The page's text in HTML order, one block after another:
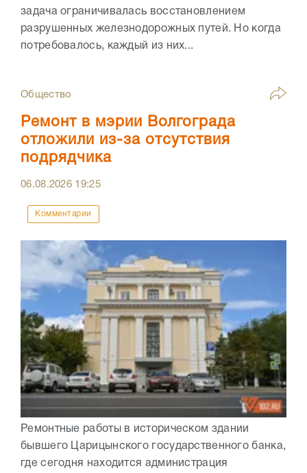
задача ограничивалась восстановлением
разрушенных железнодорожных путей. Но когда
потребовалось, каждый из них...
Общество
Ремонт в мэрии Волгограда
отложили из-за отсутствия
подрядчика
06.08.2026 19:25
Комментарии
Ремонтные работы в историческом здании
бывшего Царицынского государственного банка,
где сегодня находится администрация